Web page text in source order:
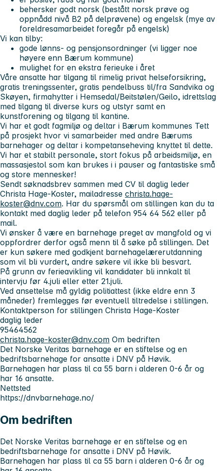
behersker godt norsk (bestått norsk prøve og
oppnådd nivå B2 på delprøvene) og engelsk (mye av
foreldresamarbeidet foregår på engelsk)
Vi kan tilby:
gode lønns- og pensjonsordninger (vi ligger noe
høyere enn Bærum kommune)
mulighet for en ekstra ferieuke i året
Våre ansatte har tilgang til rimelig privat helseforsikring,
gratis treningssenter, gratis pendelbuss til/fra Sandvika og
Skøyen, firmahytter i Hemsedal/Beitstølen/Geilo, idrettslag
med tilgang til diverse kurs og utstyr samt en
kunstforening og tilgang til kantine.
Vi har et godt fagmiljø og deltar i Bærum kommunes Tett
på prosjekt hvor vi samarbeider med andre Bærums
barnehager og deltar i kompetanseheving knyttet til dette.
Vi har et stabilt personale, stort fokus på arbeidsmiljø, en
massasjestol som kan brukes i i pauser og fantastiske små
og store mennesker!
Sendt søknadsbrev sammen med CV til daglig leder
Christa Hage-Koster, mailadresse christa.hage-
koster@dnv.com. Har du spørsmål om stillingen kan du ta
kontakt med daglig leder på telefon 954 64 562 eller på
mail.
Vi ønsker å være en barnehage preget av mangfold og vi
oppfordrer derfor også menn til å søke på stillingen. Det
er kun søkere med godkjent barnehagelærerutdanning
som vil bli vurdert, andre søkere vil ikke bli besvart.
På grunn av ferieavikling vil kandidater bli innkalt til
intervju før 4.juli eller etter 21.juli.
Ved ansettelse må gyldig politiattest (ikke eldre enn 3
måneder) fremlegges før eventuell tiltredelse i stillingen.
Kontaktperson for stillingen Christa Hage-Koster
daglig leder
95464562
christa.hage-koster@dnv.com Om bedriften
Det Norske Veritas barnehage er en stiftelse og en
bedriftsbarnehage for ansatte i DNV på Høvik.
Barnehagen har plass til ca 55 barn i alderen 0-6 år og
har 16 ansatte.
Nettsted
https://dnvbarnehage.no/
Om bedriften
Det Norske Veritas barnehage er en stiftelse og en
bedriftsbarnehage for ansatte i DNV på Høvik.
Barnehagen har plass til ca 55 barn i alderen 0-6 år og